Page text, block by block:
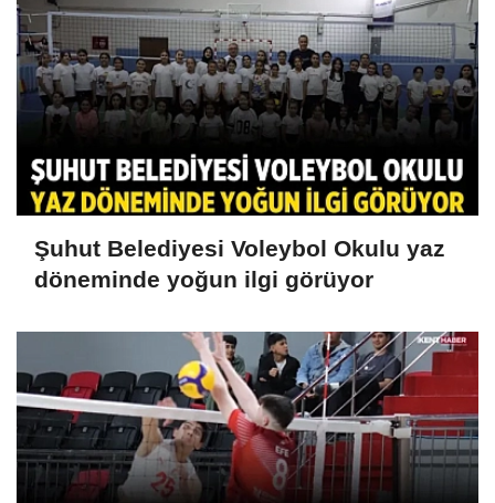
Şuhut Belediyesi Voleybol Okulu yaz
döneminde yoğun ilgi görüyor